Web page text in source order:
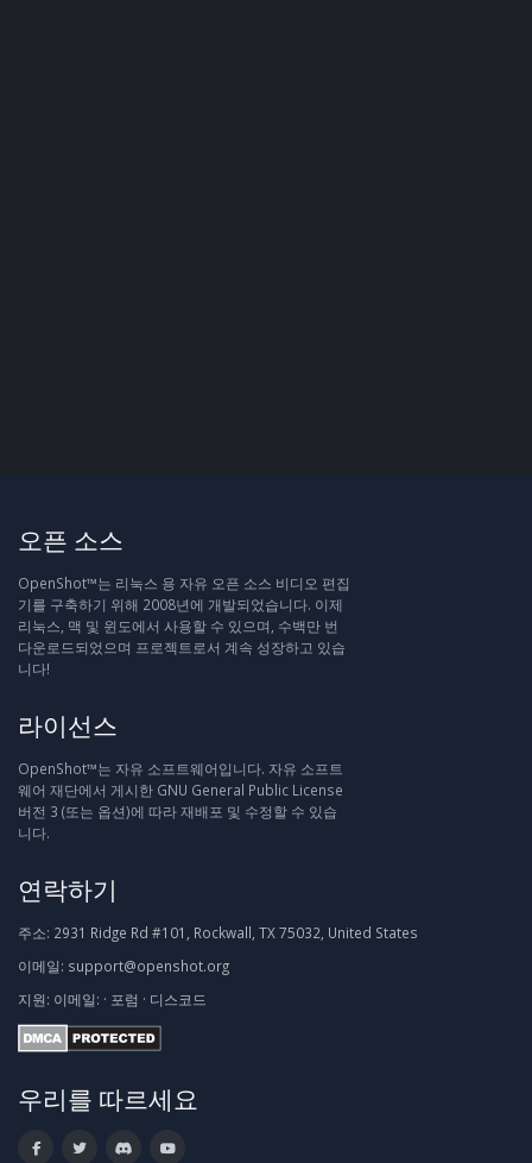
오픈 소스
OpenShot™는 리눅스 용 자유 오픈 소스 비디오 편집
기를 구축하기 위해 2008년에 개발되었습니다. 이제
리눅스, 맥 및 윈도에서 사용할 수 있으며, 수백만 번
다운로드되었으며 프로젝트로서 계속 성장하고 있습
니다!
라이선스
OpenShot™는 자유 소프트웨어입니다. 자유 소프트
웨어 재단에서 게시한 GNU General Public License
버전 3 (또는 옵션)에 따라 재배포 및 수정할 수 있습
니다.
연락하기
주소: 2931 Ridge Rd #101, Rockwall, TX 75032, United States
이메일: support@openshot.org
지원: 이메일: · 포럼 · 디스코드
우리를 따르세요